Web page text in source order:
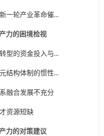
一轮产业革命催生
力的困境检视
型的资金投入与技
结构体制的惯性障
融合发展不充分
资源短缺
力的对策建议